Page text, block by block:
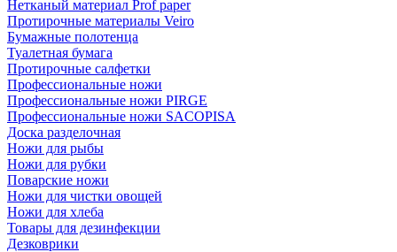
Нетканый материал Prof paper
Протирочные материалы Veiro
Бумажные полотенца
Туалетная бумага
Протирочные салфетки
Профессиональные ножи
Профессиональные ножи PIRGE
Профессиональные ножи SACOPISA
Доска разделочная
Ножи для рыбы
Ножи для рубки
Поварские ножи
Ножи для чистки овощей
Ножи для хлеба
Товары для дезинфекции
Дезковрики